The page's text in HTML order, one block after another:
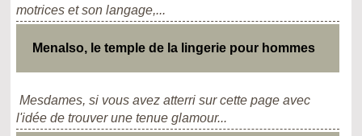
motrices et son langage,...
Menalso, le temple de la lingerie pour hommes
Mesdames, si vous avez atterri sur cette page avec
l'idée de trouver une tenue glamour...